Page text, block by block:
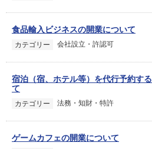
食品輸入ビジネスの開業について
カテゴリー 会社設立・許認可
宿泊（宿、ホテル等）を代行予約す
て
カテゴリー 法務・知財・特許
ゲームカフェの開業について